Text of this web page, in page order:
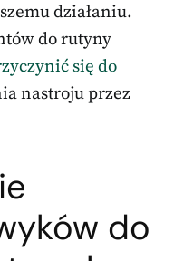
działaniu.
do rutyny
się do
nastroju przez
do